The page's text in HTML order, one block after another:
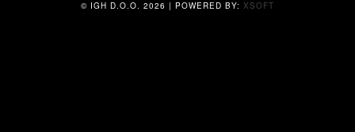
© IGH D.O.O. 2026 | POWERED BY: XSOFT